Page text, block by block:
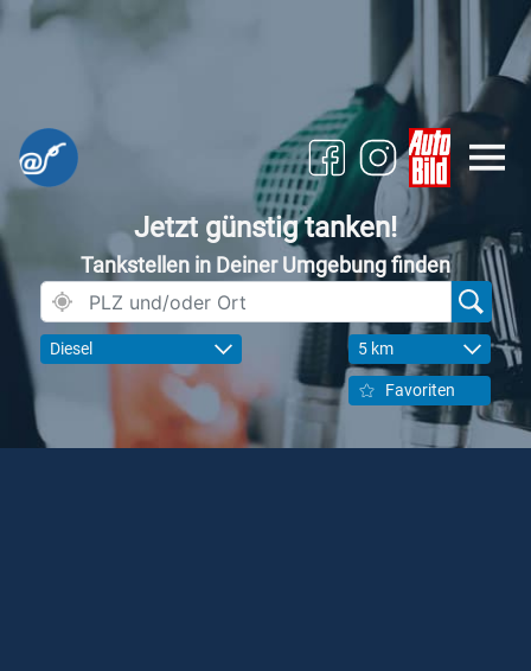
Jetzt günstig tanken!
Tankstellen in Deiner Umgebung finden
Diesel 5 km
Favoriten